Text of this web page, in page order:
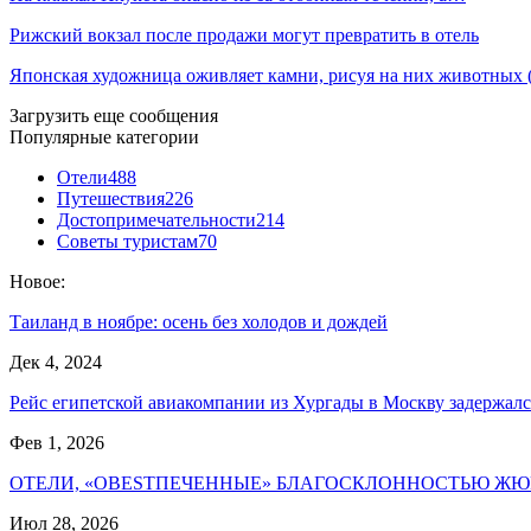
Рижский вокзал после продажи могут превратить в отель
Японская художница оживляет камни, рисуя на них
Загрузить еще сообщения
Популярные категории
Отели488
Путешествия226
Достопримечательности214
Советы туристам70
Новое:
Таиланд в ноябре: осень без холодов и дождей
Дек 4, 2024
Рейс египетской авиакомпании из Хургады в Москву
Фев 1, 2026
ОТЕЛИ, «ОBESTПЕЧЕННЫЕ» БЛАГОСКЛОННОСТЬЮ
Июл 28, 2026